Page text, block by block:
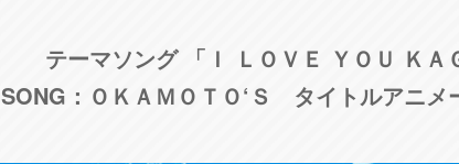
テーマソング 「Ｉ ＬＯＶＥ ＹＯＵ ＫＡ
SONG：ＯＫＡＭＯＴＯ‘Ｓ タイトルアニメ